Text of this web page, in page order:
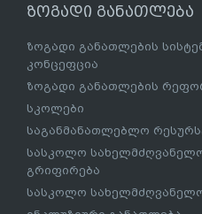
ზოგადი განათლება
ზოგადი განათლების
კონცეფცია
ზოგადი განათლების
სკოლები
საგანმანათლებლო
სასკოლო
გრიფირება
სასკოლო